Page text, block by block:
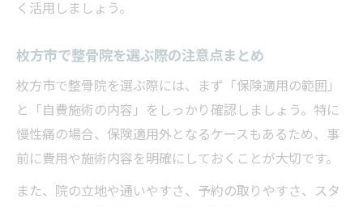
く活用しましょう。
枚方市で整骨院を選ぶ際の注意点まとめ
枚方市で整骨院を選ぶ際には、まず「保険適用の範囲」
と「自費施術の内容」をしっかり確認しましょう。特に
慢性痛の場合、保険適用外となるケースもあるため、事
前に費用や施術内容を明確にしておくことが大切です。
また、院の立地や通いやすさ、予約の取りやすさ、スタ